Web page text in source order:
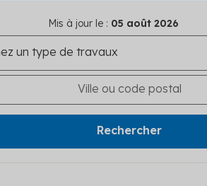
Mis à jour le : 05 août 2026